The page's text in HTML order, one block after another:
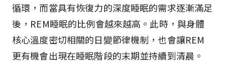
循環，而當具有恢復力的深度睡眠的需求逐漸滿足
後，REM睡眠的比例會越來越高。此時，與身體
核心溫度密切相關的日變節律機制，也會讓REM
更有機會出現在睡眠階段的末期並持續到清晨。